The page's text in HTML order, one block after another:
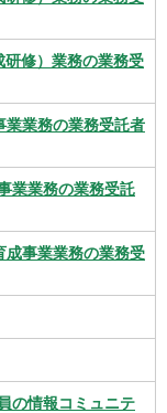
修）業務の業務受
業業務の業務受託者
業業務の業務受託
成事業業務の業務受
の情報コミュニテ